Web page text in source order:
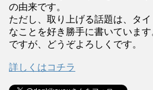
の由来です。
ただし、取り上げる話題は、タ
なことを好き勝手に書いていま
ですが、どうぞよろしくです。
詳しくはコチラ